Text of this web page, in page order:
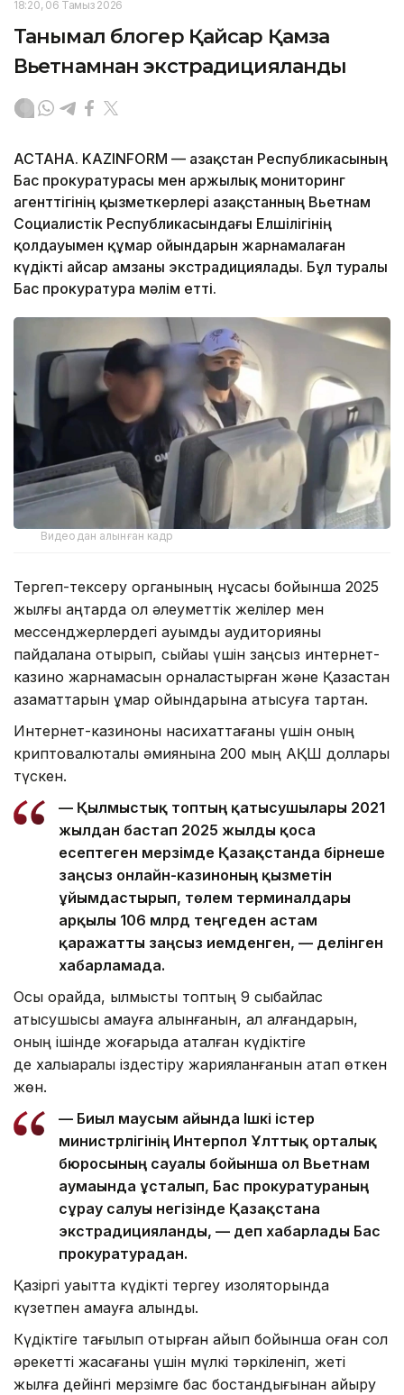
18:20, 06 Тамыз 2026
Танымал блогер Қайсар Қамза
Вьетнамнан экстрадицияланды
АСТАНА. KAZINFORM — Қазақстан Республикасының
Бас прокуратурасы мен Қаржылық мониторинг
агенттігінің қызметкерлері Қазақстанның Вьетнам
Социалистік Республикасындағы Елшілігінің
қолдауымен құмар ойындарын жарнамалаған
күдікті Қайсар Қамзаны экстрадициялады. Бұл туралы
Бас прокуратура мәлім етті.
Видеодан алынған кадр
Тергеп-тексеру органының нұсқасы бойынша 2025
жылғы қаңтарда ол әлеуметтік желілер мен
мессенджерлердегі ауқымды аудиторияны
пайдалана отырып, сыйақы үшін заңсыз интернет-
казино жарнамасын орналастырған және Қазақстан
азаматтарын құмар ойындарына қатысуға тартқан.
Интернет-казиноны насихаттағаны үшін оның
криптовалюталық әмиянына 200 мың АҚШ доллары
түскен.
— Қылмыстық топтың қатысушылары 2021
жылдан бастап 2025 жылды қоса
есептеген мерзімде Қазақстанда бірнеше
заңсыз онлайн-казиноның қызметін
ұйымдастырып, төлем терминалдары
арқылы 106 млрд теңгеден астам
қаражатты заңсыз иемденген, — делінген
хабарламада.
Осы орайда, қылмыстық топтың 9 сыбайлас
қатысушысы қамауға алынғанын, ал қалғандарын,
оның ішінде жоғарыда аталған күдіктіге
де халықаралық іздестіру жарияланғанын атап өткен
жөн.
— Биыл маусым айында Ішкі істер
министрлігінің Интерпол Ұлттық орталық
бюросының сауалы бойынша ол Вьетнам
аумағында ұсталып, Бас прокуратураның
сұрау салуы негізінде Қазақстанға
экстрадицияланды, — деп хабарлады Бас
прокуратурадан.
Қазіргі уақытта күдікті тергеу изоляторында
күзетпен қамауға алынды.
Күдіктіге тағылып отырған айып бойынша оған сол
әрекеттi жасағаны үшiн мүлкi тәркiленiп, жетi
жылға дейiнгi мерзiмге бас бостандығынан айыру